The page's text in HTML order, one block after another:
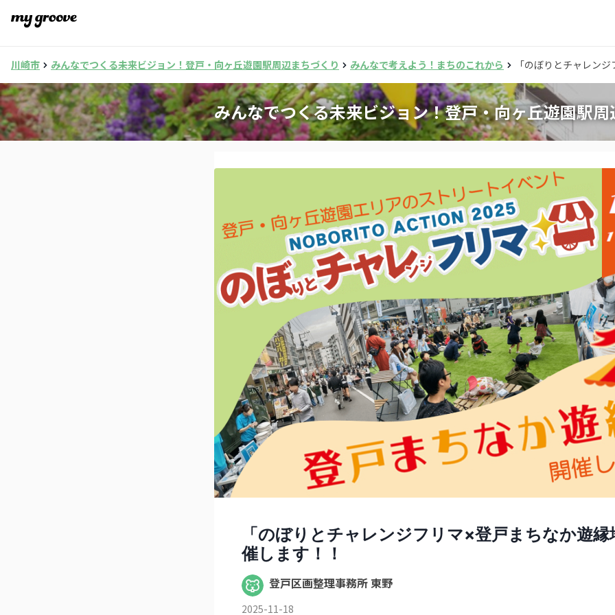
川崎市 みんなでつくる未来ビジョン！登戸・向ヶ丘遊園駅周辺まちづくり みんなで考えよう！まちのこれから 「のぼりとチャレン
みんなでつくる未来ビジョン！登戸・向ヶ丘遊園駅
「のぼりとチャレンジフリマ×登戸まちなか遊縁
催します！！
登戸区画整理事務所 東野
2025-11-18